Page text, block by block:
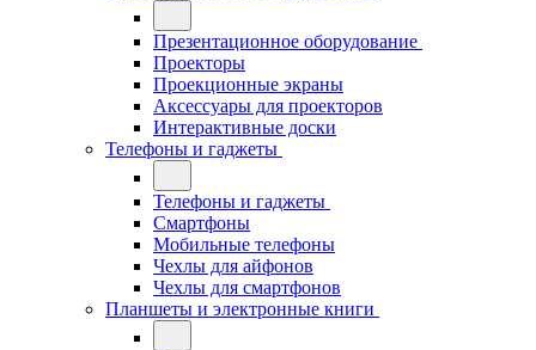
Презентационное оборудование
Проекторы
Проекционные экраны
Аксессуары для проекторов
Интерактивные доски
Телефоны и гаджеты
Телефоны и гаджеты
Смартфоны
Мобильные телефоны
Чехлы для айфонов
Чехлы для смартфонов
Планшеты и электронные книги